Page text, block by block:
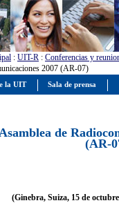
: UIT-R : Conferencias y
2007 (AR-07)
Asamblea de
(AR-
(Ginebra, Suiza, 15 de
la UIT Sala de prensa